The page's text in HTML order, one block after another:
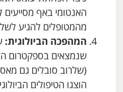
מהמטופלים להגיע
המהפכה הביולוגית:
שנמצאים בספקטרום
(שלרוב סובלים גם
הוצגו הטיפולים